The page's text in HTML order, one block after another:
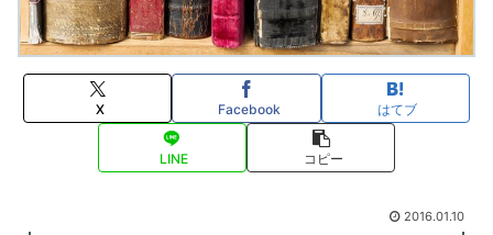
X Facebook はてブ
LINE コピー
2016.01.10